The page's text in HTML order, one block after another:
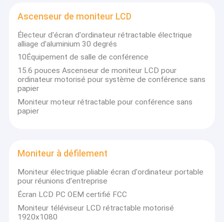
Ascenseur de moniteur LCD
Électeur d'écran d'ordinateur rétractable électrique
alliage d'aluminium 30 degrés
10Équipement de salle de conférence
15.6 pouces Ascenseur de moniteur LCD pour
ordinateur motorisé pour système de conférence sans
papier
Moniteur moteur rétractable pour conférence sans
papier
Moniteur à défilement
Moniteur électrique pliable écran d'ordinateur portable
pour réunions d'entreprise
Écran LCD PC OEM certifié FCC
Moniteur téléviseur LCD rétractable motorisé
1920x1080